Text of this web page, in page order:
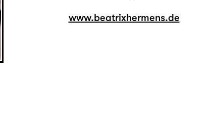
www.beatrixhermens.de